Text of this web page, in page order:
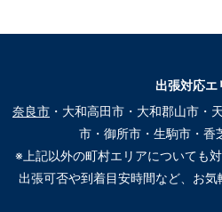
出張対応エ
奈良市 ・大和高田市・大和郡山市・
市・御所市・生駒市・香
※上記以外の町村エリアについても
出張可否や到着目安時間など、お気